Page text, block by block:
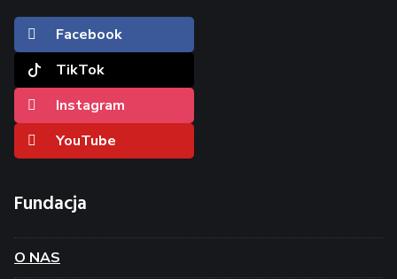
Facebook
TikTok
Instagram
YouTube
Fundacja
O NAS